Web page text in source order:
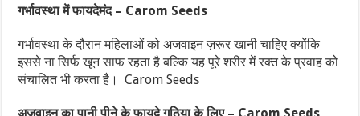
गर्भावस्था में फायदेमंद – Carom Seeds
गर्भावस्था के दौरान महिलाओं को अजवाइन ज़रूर खानी चाहिए क्योंकि
इससे ना सिर्फ खून साफ रहता है बल्कि यह पूरे शरीर में रक्त के प्रवाह को
संचालित भी करता है। Carom Seeds